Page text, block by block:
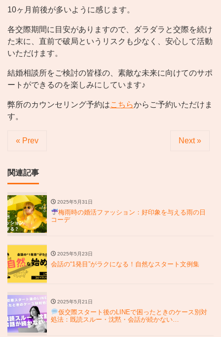
10ヶ月前後が多いように感じます。
各交際期間に目安がありますので、ダラダラと交際を続け
た末に、直前で破局というリスクも少なく、安心して活動
いただけます。
結婚相談所をご検討の皆様の、素敵な未来に向けてのサポ
ートができるのを楽しみにしています♪
弊所のカウンセリング予約はこちらからご予約いただけま
す。
« Prev Next »
関連記事
2025年5月31日
梅雨時の婚活ファッション：好印象を与える雨の日
コーデ
2025年5月23日
会話の“1発目”がラクになる！自然なスタート文例集
2025年5月21日
仮交際スタート後のLINEで困ったときのケース別対
処法：既読スルー・沈黙・会話が続かない…